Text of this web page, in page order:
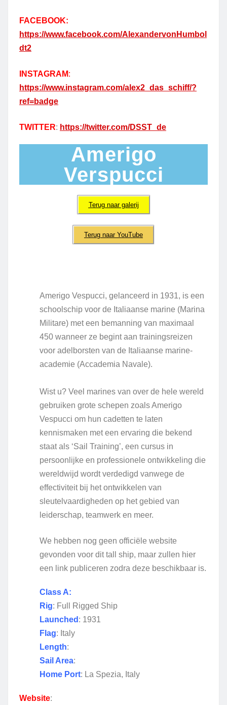
FACEBOOK:
https://www.facebook.com/AlexandervonHumbol
dt2
INSTAGRAM:
https://www.instagram.com/alex2_das_schiff/?
ref=badge
TWITTER: https://twitter.com/DSST_de
Amerigo
Verspucci
Terug naar galerij
Terug naar YouTube
Amerigo Vespucci, gelanceerd in 1931, is een
schoolschip voor de Italiaanse marine (Marina
Militare) met een bemanning van maximaal
450 wanneer ze begint aan trainingsreizen
voor adelborsten van de Italiaanse marine-
academie (Accademia Navale).
Wist u? Veel marines van over de hele wereld
gebruiken grote schepen zoals Amerigo
Vespucci om hun cadetten te laten
kennismaken met een ervaring die bekend
staat als ‘Sail Training’, een cursus in
persoonlijke en professionele ontwikkeling die
wereldwijd wordt verdedigd vanwege de
effectiviteit bij het ontwikkelen van
sleutelvaardigheden op het gebied van
leiderschap, teamwerk en meer.
We hebben nog geen officiële website
gevonden voor dit tall ship, maar zullen hier
een link publiceren zodra deze beschikbaar is.
Class A:
Rig: Full Rigged Ship
Launched : 1931
Flag: Italy
Length:
Sail Area:
Home Port: La Spezia, Italy
Website: